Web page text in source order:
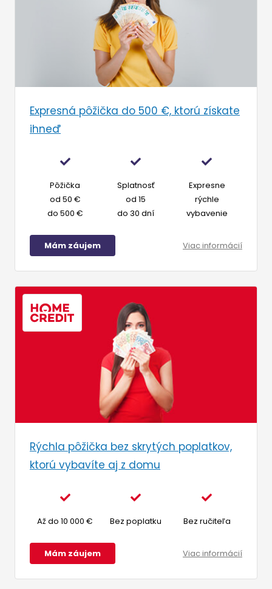
Expresná pôžička do 500 €, ktorú získate
ihneď
Pôžička
od 50 €
do 500 €
Splatnosť
od 15
do 30 dní
Expresne
rýchle
vybavenie
Mám záujem Viac informácií
Rýchla pôžička bez skrytých poplatkov,
ktorú vybavíte aj z domu
Až do 10 000 € Bez poplatku Bez ručiteľa
Mám záujem Viac informácií